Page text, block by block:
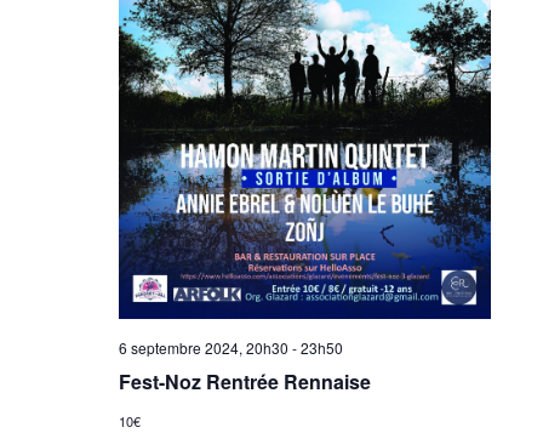
6 septembre 2024, 20h30 -23h50
Fest-Noz Rentrée Rennaise
10€